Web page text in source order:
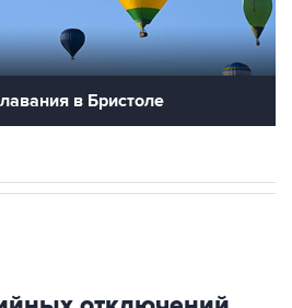
в Бристоле